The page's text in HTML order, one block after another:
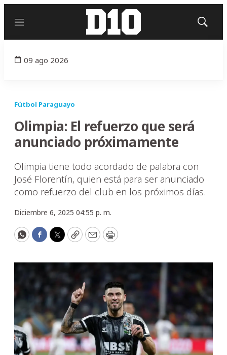
Menú
Mostrar
09 ago 2026
Fútbol Paraguayo
Olimpia: El refuerzo que será
anunciado próximamente
Olimpia tiene todo acordado de palabra con
José Florentín, quien está para ser anunciado
como refuerzo del club en los próximos días.
Diciembre 6, 2025 04:55 p. m.
WhatsApp
Facebook
Twitter
CopyEmailPrint